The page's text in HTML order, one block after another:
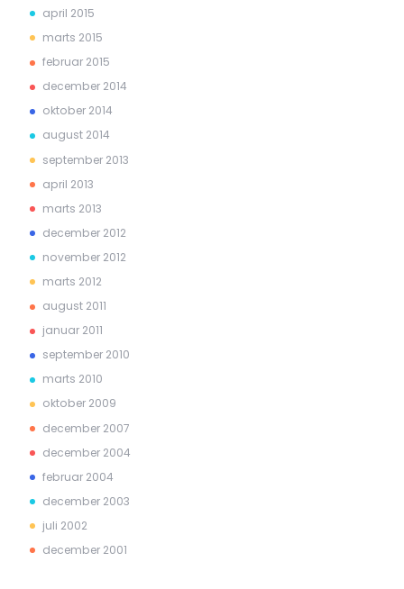
april 2015
marts 2015
februar 2015
december 2014
oktober 2014
august 2014
september 2013
april 2013
marts 2013
december 2012
november 2012
marts 2012
august 2011
januar 2011
september 2010
marts 2010
oktober 2009
december 2007
december 2004
februar 2004
december 2003
juli 2002
december 2001